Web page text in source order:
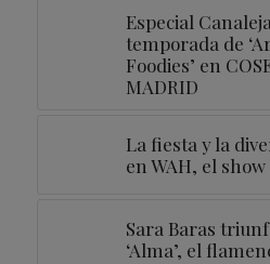
Especial
temporada de
Foodies’ en
MADRID
La fiesta y la
en WAH, el
Sara Baras
‘Alma’, el